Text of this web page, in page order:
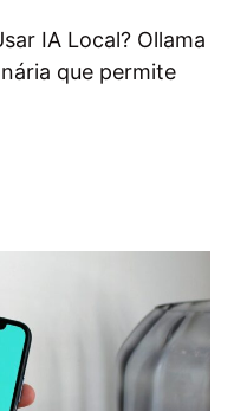
IA Local? Ollama
que permite